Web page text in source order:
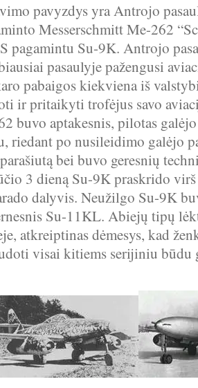
pavyzdys yra Antrojo
Messerschmitt Me-262
pagamintu Su-9K. Antrojo
pasaulyje pažengusi
pabaigos kiekviena iš
ir pritaikyti trofėjus savo
buvo aptakesnis, pilotas
riedant po nusileidimo galėjo
bei buvo geresnių
3 dieną Su-9K praskrido
dalyvis. Neužilgo Su-9K
Su-11KL. Abiejų tipų
atkreiptinas dėmesys, kad
visai kitiems serijiniu būdu